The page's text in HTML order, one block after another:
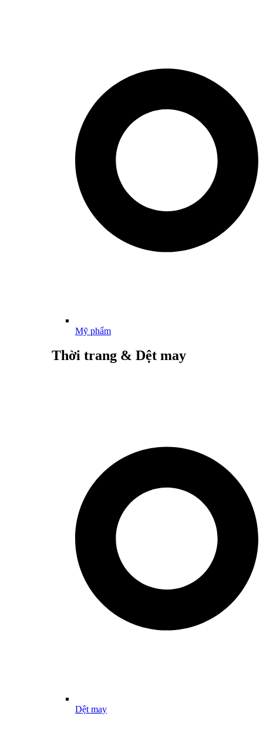
Mỹ phẩm
Thời trang & Dệt may
Dệt may